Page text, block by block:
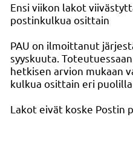
Ensi viikon lakot
postinkulkua osittain
PAU on ilmoittanut
syyskuuta.
hetkisen arvion mukaan
kulkua osittain eri puolilla
Lakot eivät koske Postin